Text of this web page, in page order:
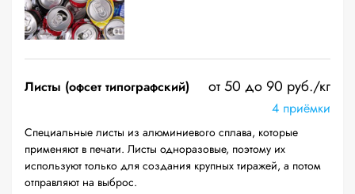
Листы (офсет типографский) от 50 до 90 руб./кг
4 приёмки
Специальные листы из алюминиевого сплава, которые
применяют в печати. Листы одноразовые, поэтому их
используют только для создания крупных тиражей, а потом
отправляют на выброс.